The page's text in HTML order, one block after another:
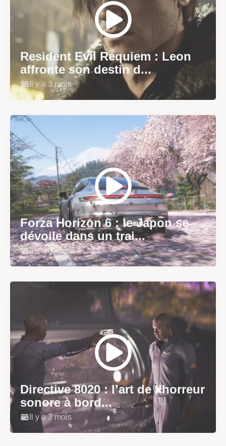
Resident Evil Requiem : Leon
affronte son destin d...
Il y a 3 mois
Forza Horizon 6 : le Japon se
dévoile dans un trai...
Il y a 3 mois
Directive 8020 : l’art de l’horreur
sonore à bord...
Il y a 3 mois